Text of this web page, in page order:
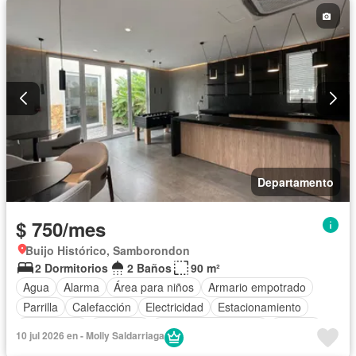
Departamento
$ 750/mes
Buijo Histórico, Samborondon
2 Dormitorios
2 Baños
90 m²
Agua
Alarma Área para niños
Armario empotrado
Parrilla
Calefacción Electricidad
Estacionamiento
Garita de guardianía
Jacuzzi
Jardín Piscina Seguridad
10 jul 2026 en - Molly Saldarriaga